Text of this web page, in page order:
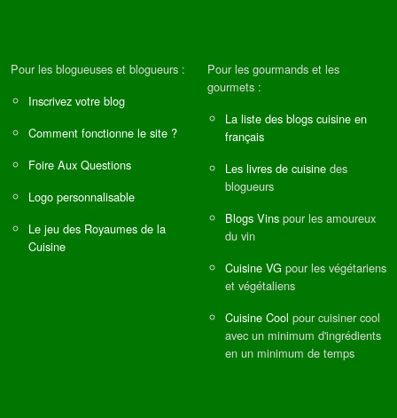
Pour les blogueuses et blogueurs :
Inscrivez votre blog
Comment fonctionne le site ?
Foire Aux Questions
Logo personnalisable
Le jeu des Royaumes de la
Cuisine
Pour les gourmands et les
gourmets :
La liste des blogs cuisine en
français
Les livres de cuisine des
blogueurs
Blogs Vins pour les amoureux
du vin
Cuisine VG pour les végétariens
et végétaliens
Cuisine Cool pour cuisiner cool
avec un minimum d'ingrédients
en un minimum de temps